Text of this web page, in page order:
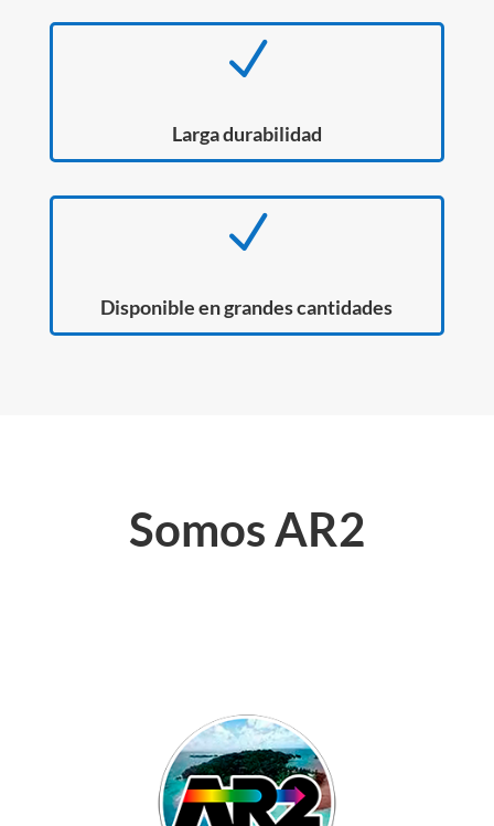
N
Larga durabilidad
N
Disponible en grandes cantidades
Somos AR2